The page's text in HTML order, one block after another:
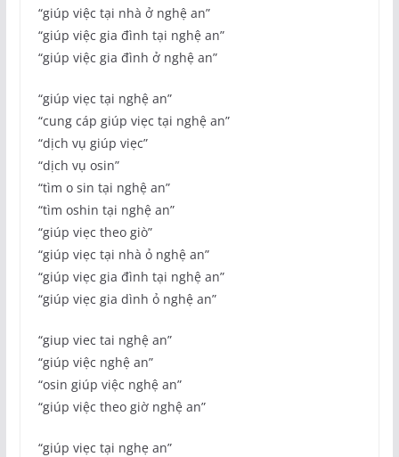
“giúp việc tại nhà ở nghệ an”
“giúp việc gia đình tại nghệ an”
“giúp việc gia đình ở nghệ an”
“giúp viẹc tại nghệ an”
“cung cáp giúp viẹc tại nghệ an”
“dịch vụ giúp viẹc”
“dịch vụ osin”
“tìm o sin tại nghệ an”
“tìm oshin tại nghệ an”
“giúp viẹc theo giò”
“giúp viẹc tại nhà ỏ nghệ an”
“giúp viẹc gia đình tại nghệ an”
“giúp viẹc gia dình ỏ nghệ an”
“giup viec tai nghệ an”
“giúp việc nghệ an”
“osin giúp việc nghệ an”
“giúp việc theo giờ nghệ an”
“giúp viẹc tại nghẹ an”